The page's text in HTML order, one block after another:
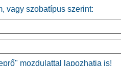
vagy szobatípus szerint:
mozdulattal lapozhatja is!